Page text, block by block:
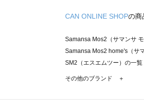
CAN ONLINE SHOPの商
Samansa Mos2（サマンサ
Samansa Mos2 home's（サ
SM2（エスエムツー）の一覧
TSUHARU by Samansa
その他のブランド ＋